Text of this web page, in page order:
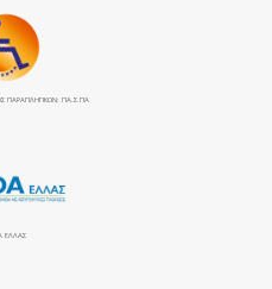
ΠΑΡΑΠΛΗΓΙΚΏΝ: ΠΑ.Σ.ΠΑ
ΕΛΛΑΣ